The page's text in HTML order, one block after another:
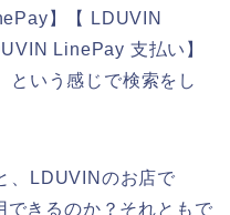
】【 LDUVIN
LinePay 支払い】
いう感じで検索をし
、LDUVINのお店で
きるのか？それともで